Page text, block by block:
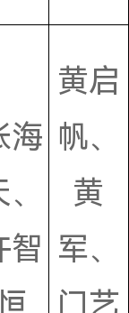
杨静
熙、
陈佳
妮